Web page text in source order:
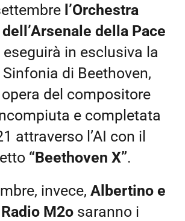
l’Orchestra
della Pace
eseguirà in esclusiva la
di Beethoven,
opera del compositore
e completata
attraverso l’AI con il
“Beethoven X”.
invece, Albertino e
M2o saranno i